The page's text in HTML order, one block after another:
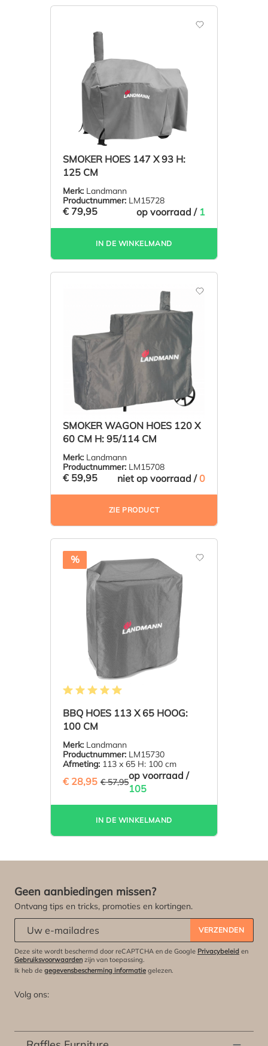
SMOKER HOES 147 X 93 H:
125 CM
Merk: Landmann
Productnummer: LM15728
€ 79,95 op voorraad / 1
IN DE WINKELMAND
SMOKER WAGON HOES 120 X
60 CM H: 95/114 CM
Merk: Landmann
Productnummer: LM15708
€ 59,95 niet op voorraad /0
ZIE PRODUCT
%
BBQ HOES 113 X 65 HOOG:
100 CM
Merk: Landmann
Productnummer: LM15730
Afmeting: 113 x 65 H: 100 cm
€ 28,95 € 57,95(50.04% BESPAARD)
op voorraad /
105
IN DE WINKELMAND
Geen aanbiedingen missen?
Ontvang tips en tricks, promoties en kortingen.
VERZENDEN
Deze site wordt beschermd door reCAPTCHA en de Google Privacybeleid en
Gebruiksvoorwaarden zijn van toepassing.
Ik heb de gegevensbescherming informatie gelezen.
Volg ons: